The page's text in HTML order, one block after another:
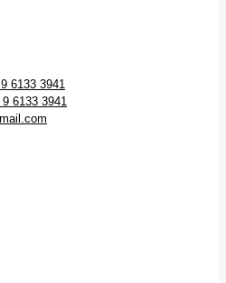
6133 3941
6133 3941